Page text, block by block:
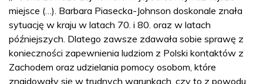
miejsce (…). Barbara Piasecka-Johnson doskonale znała
sytuację w kraju w latach 70. i 80. oraz w latach
późniejszych. Dlatego zawsze zdawała sobie sprawę z
konieczności zapewnienia ludziom z Polski kontaktów z
Zachodem oraz udzielania pomocy osobom, które
znajdowały się w trudnych warunkach, czy to z powodu